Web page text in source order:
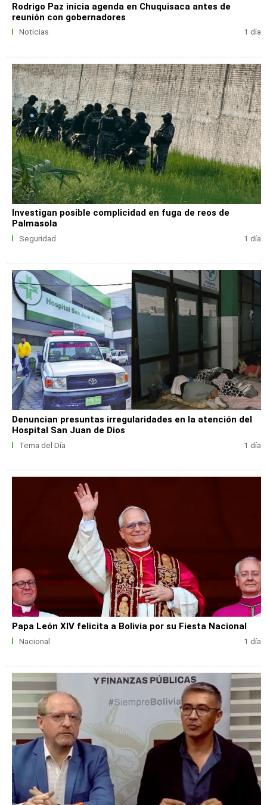
Rodrigo Paz inicia agenda en Chuquisaca antes de
reunión con gobernadores
Noticias 1 día
Investigan posible complicidad en fuga de reos de
Palmasola
Seguridad 1 día
Denuncian presuntas irregularidades en la atención del
Hospital San Juan de Dios
Tema del Día 1 día
Papa León XIV felicita a Bolivia por su Fiesta Nacional
Nacional 1 día